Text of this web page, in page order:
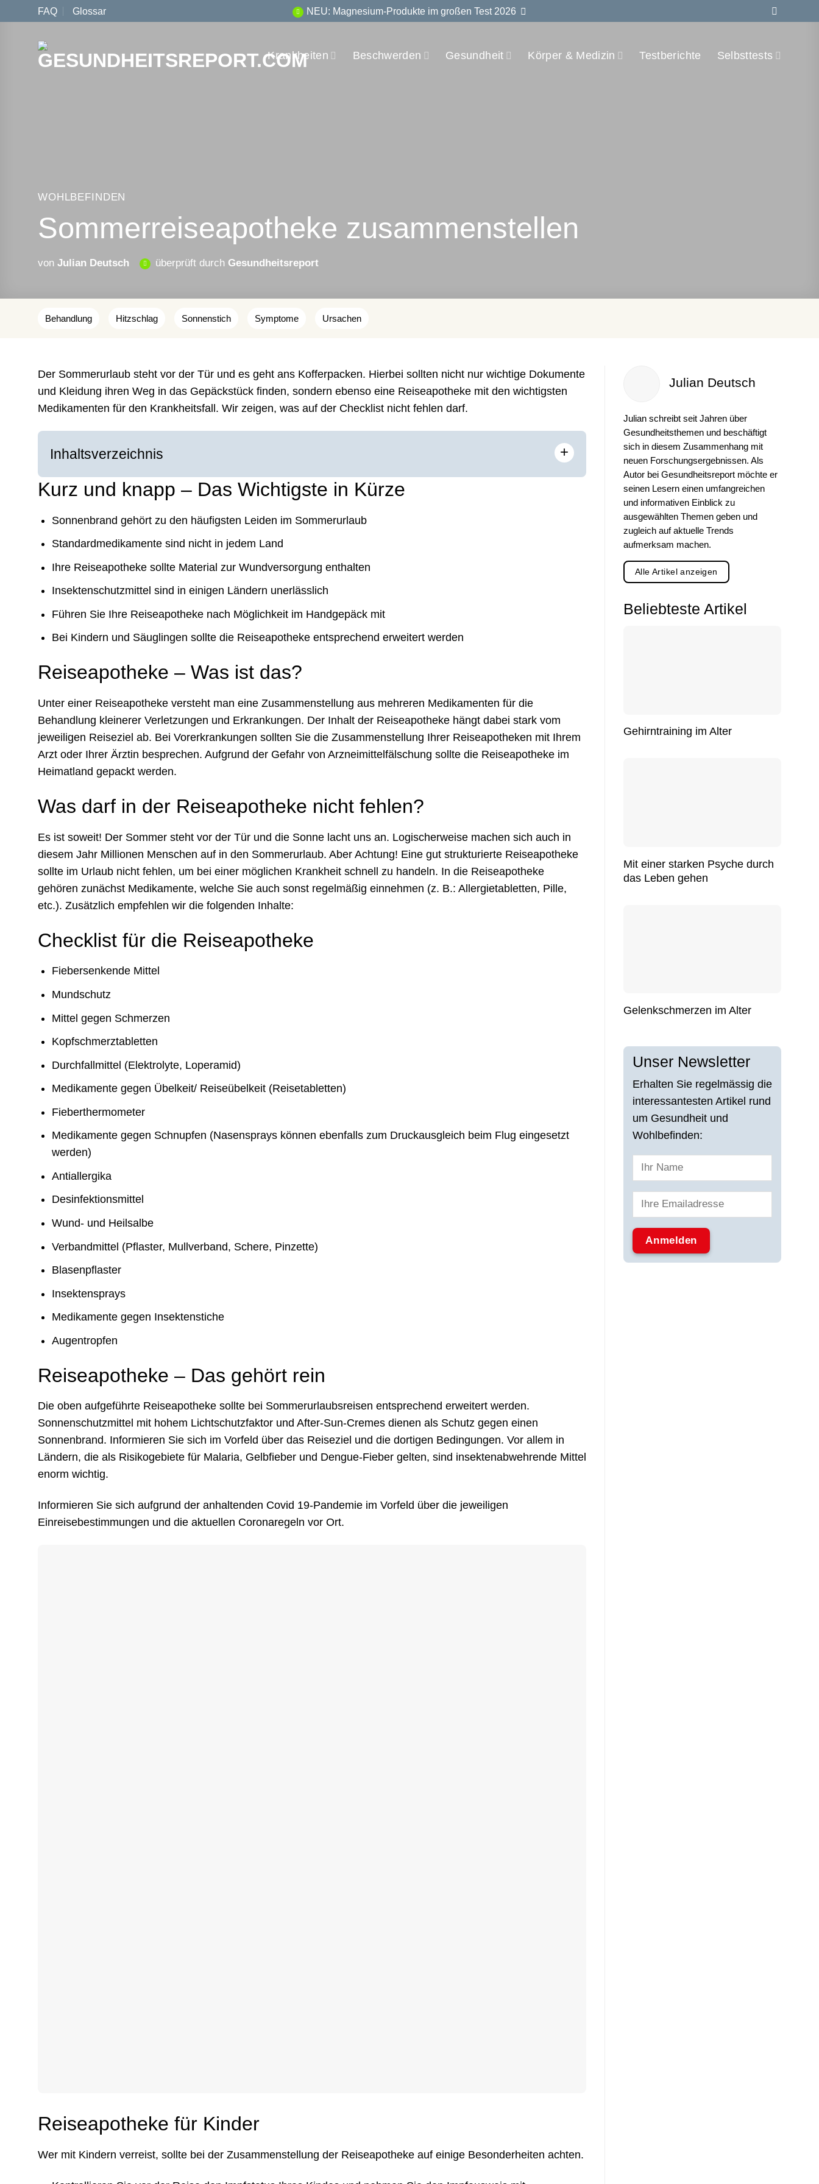
Inhalt
springen
FAQ Glossar NEU: Magnesium-Produkte im großen Test 2026
Krankheiten Beschwerden Gesundheit Körper & Medizin Testberichte Selbsttests
WOHLBEFINDEN
Sommer­reise­apotheke zusammen­stellen
von Julian Deutsch überprüft durch Gesundheitsreport
Behandlung Hitzschlag Sonnenstich Symptome Ursachen
Der Sommerurlaub steht vor der Tür und es geht ans Kofferpacken. Hierbei sollten nicht nur wichtige Dokumente
und Kleidung ihren Weg in das Gepäckstück finden, sondern ebenso eine Reiseapotheke mit den wichtigsten
Medikamenten für den Krankheitsfall. Wir zeigen, was auf der Checklist nicht fehlen darf.
Inhaltsverzeichnis +
Kurz und knapp – Das Wichtigste in Kürze
Sonnenbrand gehört zu den häufigsten Leiden im Sommerurlaub
Standardmedikamente sind nicht in jedem Land
Ihre Reiseapotheke sollte Material zur Wundversorgung enthalten
Insektenschutzmittel sind in einigen Ländern unerlässlich
Führen Sie Ihre Reiseapotheke nach Möglichkeit im Handgepäck mit
Bei Kindern und Säuglingen sollte die Reiseapotheke entsprechend erweitert werden
Reiseapotheke – Was ist das?
Unter einer Reiseapotheke versteht man eine Zusammenstellung aus mehreren Medikamenten für die
Behandlung kleinerer Verletzungen und Erkrankungen. Der Inhalt der Reiseapotheke hängt dabei stark vom
jeweiligen Reiseziel ab. Bei Vorerkrankungen sollten Sie die Zusammenstellung Ihrer Reiseapotheken mit Ihrem
Arzt oder Ihrer Ärztin besprechen. Aufgrund der Gefahr von Arzneimittelfälschung sollte die Reiseapotheke im
Heimatland gepackt werden.
Was darf in der Reiseapotheke nicht fehlen?
Es ist soweit! Der Sommer steht vor der Tür und die Sonne lacht uns an. Logischerweise machen sich auch in
diesem Jahr Millionen Menschen auf in den Sommerurlaub. Aber Achtung! Eine gut strukturierte Reiseapotheke
sollte im Urlaub nicht fehlen, um bei einer möglichen Krankheit schnell zu handeln. In die Reiseapotheke
gehören zunächst Medikamente, welche Sie auch sonst regelmäßig einnehmen (z. B.: Allergietabletten, Pille,
etc.). Zusätzlich empfehlen wir die folgenden Inhalte:
Checklist für die Reiseapotheke
Fiebersenkende Mittel
Mundschutz
Mittel gegen Schmerzen
Kopfschmerztabletten
Durchfallmittel (Elektrolyte, Loperamid)
Medikamente gegen Übelkeit/ Reiseübelkeit (Reisetabletten)
Fieberthermometer
Medikamente gegen Schnupfen (Nasensprays können ebenfalls zum Druckausgleich beim Flug eingesetzt
werden)
Antiallergika
Desinfektionsmittel
Wund- und Heilsalbe
Verbandmittel (Pflaster, Mullverband, Schere, Pinzette)
Blasenpflaster
Insektensprays
Medikamente gegen Insektenstiche
Augentropfen
Reiseapotheke – Das gehört rein
Die oben aufgeführte Reiseapotheke sollte bei Sommerurlaubsreisen entsprechend erweitert werden.
Sonnenschutzmittel mit hohem Lichtschutzfaktor und After-Sun-Cremes dienen als Schutz gegen einen
Sonnenbrand. Informieren Sie sich im Vorfeld über das Reiseziel und die dortigen Bedingungen. Vor allem in
Ländern, die als Risikogebiete für Malaria, Gelbfieber und Dengue-Fieber gelten, sind insektenabwehrende Mittel
enorm wichtig.
Informieren Sie sich aufgrund der anhaltenden Covid 19-Pandemie im Vorfeld über die jeweiligen
Einreisebestimmungen und die aktuellen Coronaregeln vor Ort.
Reiseapotheke für Kinder
Wer mit Kindern verreist, sollte bei der Zusammenstellung der Reiseapotheke auf einige Besonderheiten achten.
Julian Deutsch
Julian schreibt seit Jahren über
Gesundheitsthemen und beschäftigt
sich in diesem Zusammenhang mit
neuen Forschungsergebnissen. Als
Autor bei Gesundheitsreport möchte er
seinen Lesern einen umfangreichen
und informativen Einblick zu
ausgewählten Themen geben und
zugleich auf aktuelle Trends
aufmerksam machen.
Alle Artikel anzeigen
Beliebteste Artikel
Gehirntraining im Alter
Mit einer starken Psyche durch
das Leben gehen
Gelenkschmerzen im Alter
Unser Newsletter
Erhalten Sie regelmässig die
interessantesten Artikel rund
um Gesundheit und
Wohlbefinden: